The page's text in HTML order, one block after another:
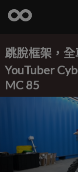
跳脫框架，
YouTuber
MC 85